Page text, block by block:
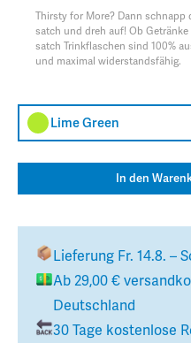
Thirsty for More? Dann schnapp
satch und dreh auf! Ob
satch Trinkflaschen sind 100%
und maximal widerstandsfähig.
Lime Green
In den
Lieferung Fr. 14.8. –
Ab 29,00 €
Deutschland
30 Tage kostenlose